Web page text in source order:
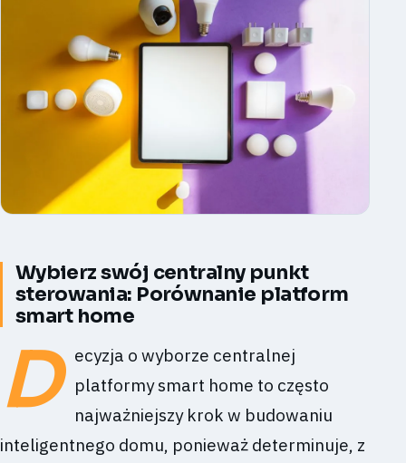
Wybierz swój centralny punkt
sterowania: Porównanie platform
smart home
D
ecyzja o wyborze centralnej
platformy smart home to często
najważniejszy krok w budowaniu
inteligentnego domu, ponieważ determinuje, z